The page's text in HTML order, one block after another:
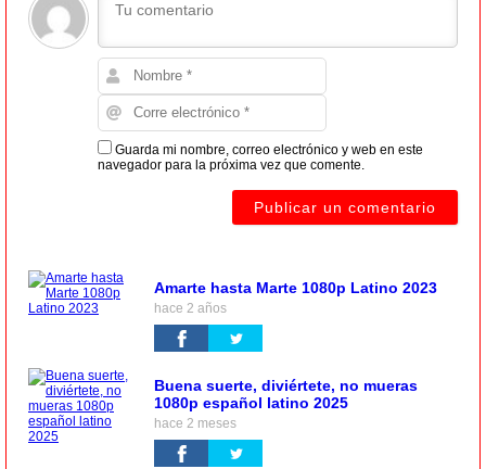
Guarda mi nombre, correo electrónico y web en este
navegador para la próxima vez que comente.
Amarte hasta Marte 1080p Latino 2023
hace 2 años
Buena suerte, diviértete, no mueras
1080p español latino 2025
hace 2 meses